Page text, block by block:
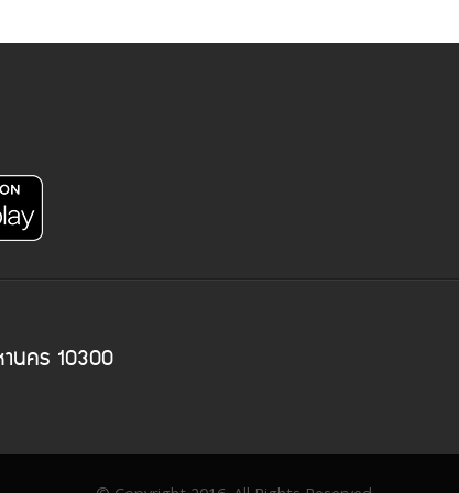
นคร 10300